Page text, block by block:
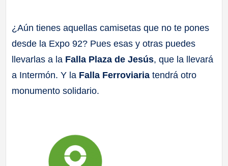
¿Aún tienes aquellas camisetas que no te pones
desde la Expo 92? Pues esas y otras puedes
llevarlas a la Falla Plaza de Jesús, que la llevará
a Intermón. Y la Falla Ferroviaria tendrá otro
monumento solidario.